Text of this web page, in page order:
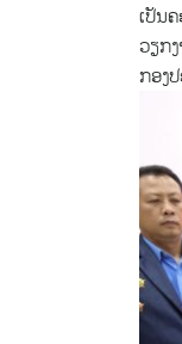
ເປັນ
ວຽກ
ກອງ